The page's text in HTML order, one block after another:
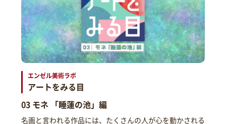
エンゼル美術ラボ
アートをみる目
03 モネ 「睡蓮の池」編
名画と言われる作品には、たくさんの人が心を動かされる